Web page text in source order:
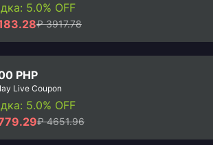
5.0% OFF
₽ 3917.78
PHP
Live Coupon
5.0% OFF
₽ 4651.96